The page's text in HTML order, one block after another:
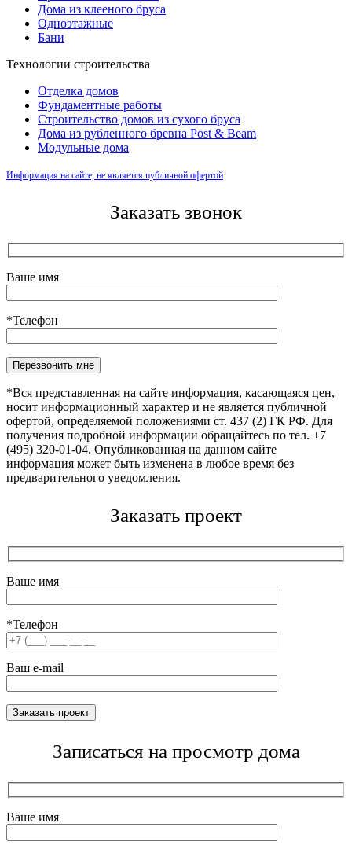
Дома из клееного бруса
Одноэтажные
Бани
Технологии строительства
Отделка домов
Фундаментные работы
Строительство домов из сухого бруса
Дома из рубленного бревна Post & Beam
Модульные дома
Информация на сайте, не является публичной офертой
Заказать звонок
Ваше имя
*Телефон
Оставьте это поле пустым.
*Вся представленная на сайте информация, касающаяся цен,
носит информационный характер и не является публичной
офертой, определяемой положениями ст. 437 (2) ГК РФ. Для
получения подробной информации обращайтесь по тел. +7
(495) 320-01-04. Опубликованная на данном сайте
информация может быть изменена в любое время без
предварительного уведомления.
Заказать проект
Ваше имя
*Телефон
Ваш e-mail
Записаться на просмотр дома
Ваше имя